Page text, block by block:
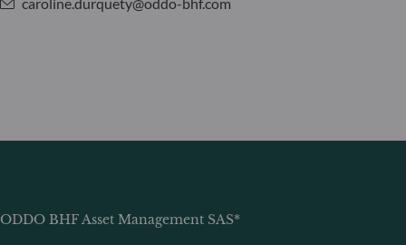
caroline.durquety@oddo-bhf.com
ODDO BHF Asset Management SAS*